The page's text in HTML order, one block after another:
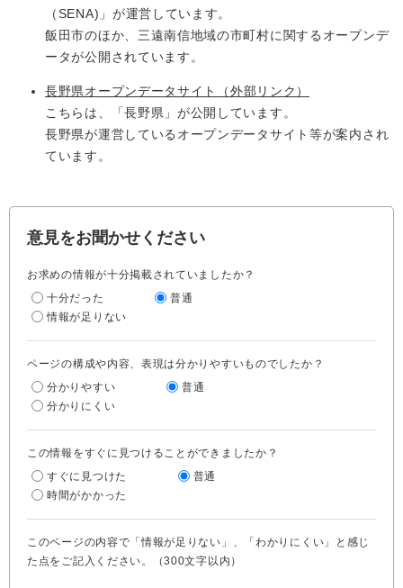
（SENA)」が運営しています。
飯田市のほか、三遠南信地域の市町村に関するオープンデ
ータが公開されています。
長野県オープンデータサイト
（外部リンク）
こちらは、「長野県」が公開しています。
長野県が運営しているオープンデータサイト等が案内され
ています。
意見をお聞かせください
お求めの情報が十分掲載されていましたか？
十分だった
普通
情報が足りない
ページの構成や内容、表現は分かりやすいものでしたか？
分かりやすい
普通
分かりにくい
この情報をすぐに見つけることができましたか？
すぐに見つけた
普通
時間がかかった
このページの内容で「情報が足りない」、「わかりにくい」と感じ
た点をご記入ください。（300文字以内）